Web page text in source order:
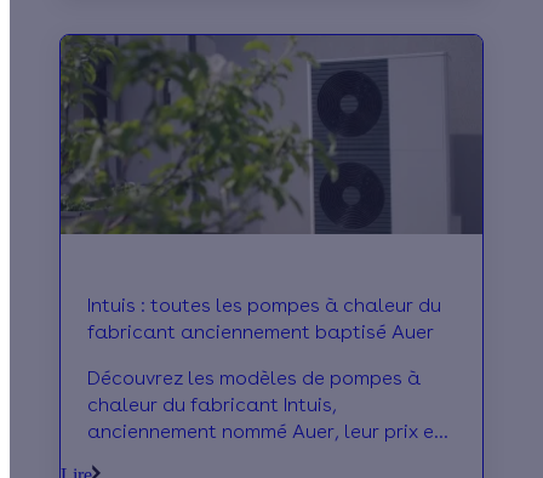
Intuis : toutes les pompes à chaleur du
fabricant anciennement baptisé Auer
Découvrez les modèles de pompes à
chaleur du fabricant Intuis,
anciennement nommé Auer, leur prix et